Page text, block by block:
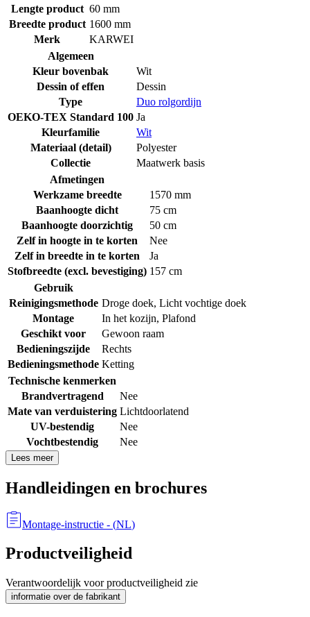
Lengte product 60 mm
Breedte product 1600 mm
Merk
KARWEI
Algemeen
Kleur bovenbak
Wit
Dessin of effen
Dessin
Type
Duo rolgordijn
OEKO-TEX Standard 100 Ja
Kleurfamilie
Wit
Materiaal (detail)
Polyester
Collectie
Maatwerk basis
Afmetingen
Werkzame breedte
1570 mm
Baanhoogte dicht
75 cm
Baanhoogte doorzichtig
50 cm
Zelf in hoogte in te korten
Nee
Zelf in breedte in te korten
Ja
Stofbreedte (excl. bevestiging) 157 cm
Gebruik
Reinigingsmethode Droge doek, Licht vochtige doek
Montage
In het kozijn, Plafond
Geschikt voor
Gewoon raam
Bedieningszijde
Rechts
Bedieningsmethode Ketting
Technische kenmerken
Brandvertragend
Nee
Mate van verduistering Lichtdoorlatend
UV-bestendig
Nee
Vochtbestendig
Nee
Lees meer
Handleidingen en brochures
Montage-instructie - (NL)
Productveiligheid
Verantwoordelijk voor productveiligheid zie
informatie over de fabrikant